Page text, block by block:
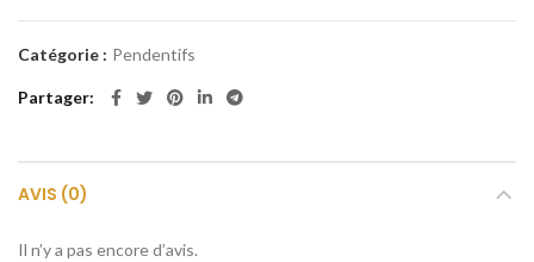
Catégorie : Pendentifs
Partager
AVIS (0)
Il n’y a pas encore d’avis.